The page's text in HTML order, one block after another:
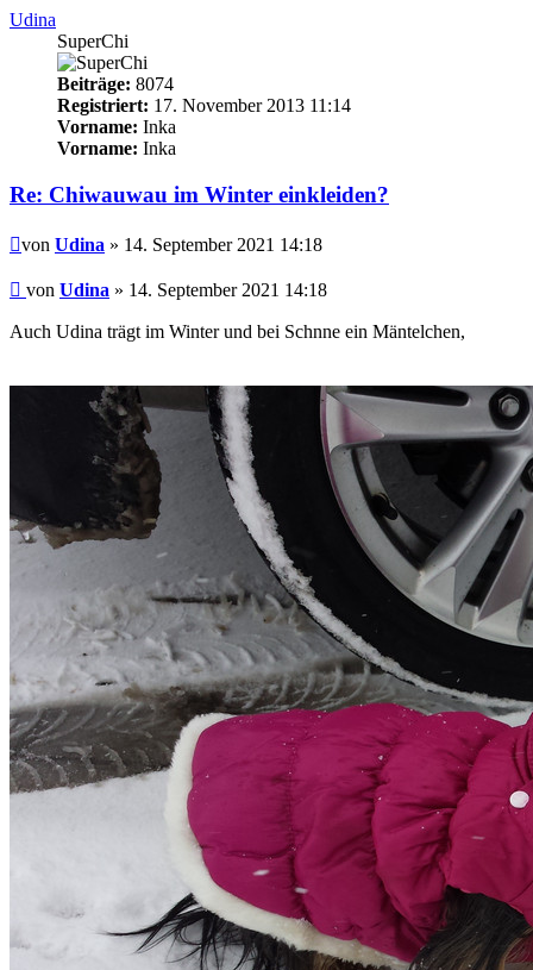
Udina
SuperChi
Beiträge: 8074
Registriert: 17. November 2013 11:14
Vorname: Inka
Vorname: Inka
Re: Chiwauwau im Winter einkleiden?
Beitrag
von Udina » 14. September 2021 14:18
Beitrag
von Udina » 14. September 2021 14:18
Auch Udina trägt im Winter und bei Schnne ein Mäntelchen,